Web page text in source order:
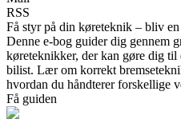
RSS
Få styr på din køreteknik – bliv
Denne e-bog guider dig gennem
køreteknikker, der kan gøre dig til
bilist. Lær om korrekt
hvordan du håndterer forskellige
Få guiden